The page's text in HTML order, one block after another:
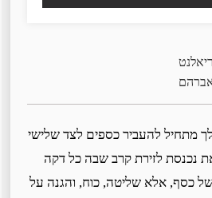
להעביר כספים לצד שלישי
נכנסת לזירת קרב שבה כל דקה
כסף, אלא שליטה, כוח, והגנה על